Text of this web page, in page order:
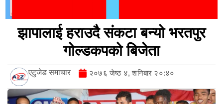
झापालाई हराउदै संकटा बन्यो भरतपुर
गोल्डकपको बिजेता
एटुजेड समाचार २०७६ जेष्ठ ४, शनिबार २०:४०